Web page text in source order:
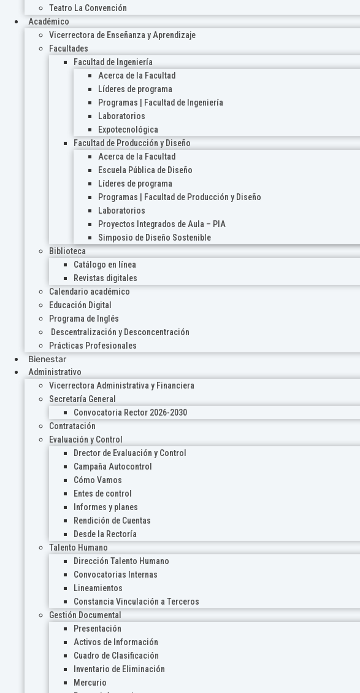
Teatro La Convención
Académico
Vicerrectora de Enseñanza y Aprendizaje
Facultades
Facultad de Ingeniería
Acerca de la Facultad
Líderes de programa
Programas | Facultad de Ingeniería
Laboratorios
Expotecnológica
Facultad de Producción y Diseño
Acerca de la Facultad
Escuela Pública de Diseño
Líderes de programa
Programas | Facultad de Producción y Diseño
Laboratorios
Proyectos Integrados de Aula – PIA
Simposio de Diseño Sostenible
Biblioteca
Catálogo en línea
Revistas digitales
Calendario académico
Educación Digital
Programa de Inglés
Descentralización y Desconcentración
Prácticas Profesionales
Bienestar
Administrativo
Vicerrectora Administrativa y Financiera
Secretaría General
Convocatoria Rector 2026-2030
Contratación
Evaluación y Control
Drector de Evaluación y Control
Campaña Autocontrol
Cómo Vamos
Entes de control
Informes y planes
Rendición de Cuentas
Desde la Rectoría
Talento Humano
Dirección Talento Humano
Convocatorias Internas
Lineamientos
Constancia Vinculación a Terceros
Gestión Documental
Presentación
Activos de Información
Cuadro de Clasificación
Inventario de Eliminación
Mercurio